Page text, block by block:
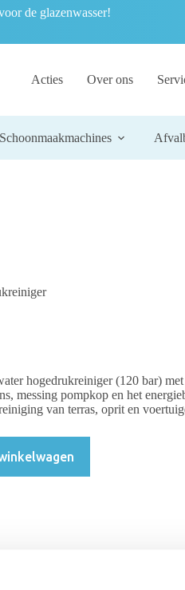
de glazenwasser!
Acties Over ons
Schoonmaakmachines
hogedrukreiniger (120 bar)
messing pompkop en het
van terras, oprit en